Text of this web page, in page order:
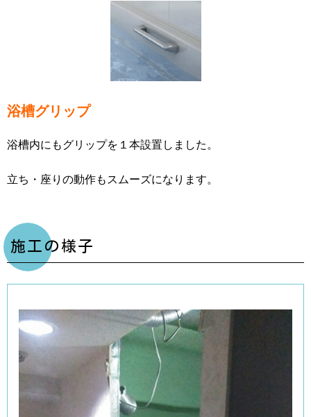
浴槽グリップ
浴槽内にもグリップを１本設置しました。
立ち・座りの動作もスムーズになります。
施工の様子